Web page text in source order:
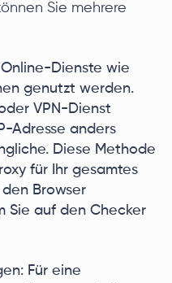
Sie mehrere
Dienste wie
genutzt werden.
VPN-Dienst
Adresse anders
Diese Methode
für Ihr gesamtes
Browser
Sie auf den Checker
Für eine